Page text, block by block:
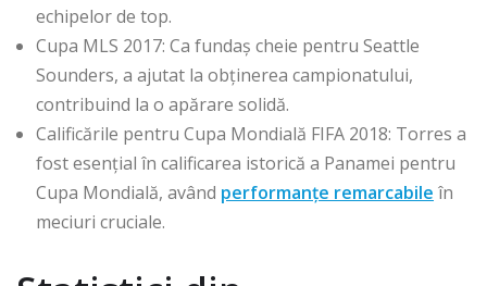
echipelor de top.
Cupa MLS 2017: Ca fundaș cheie pentru Seattle
Sounders, a ajutat la obținerea campionatului,
contribuind la o apărare solidă.
Calificările pentru Cupa Mondială FIFA 2018: Torres a
fost esențial în calificarea istorică a Panamei pentru
Cupa Mondială, având performanțe remarcabile în
meciuri cruciale.